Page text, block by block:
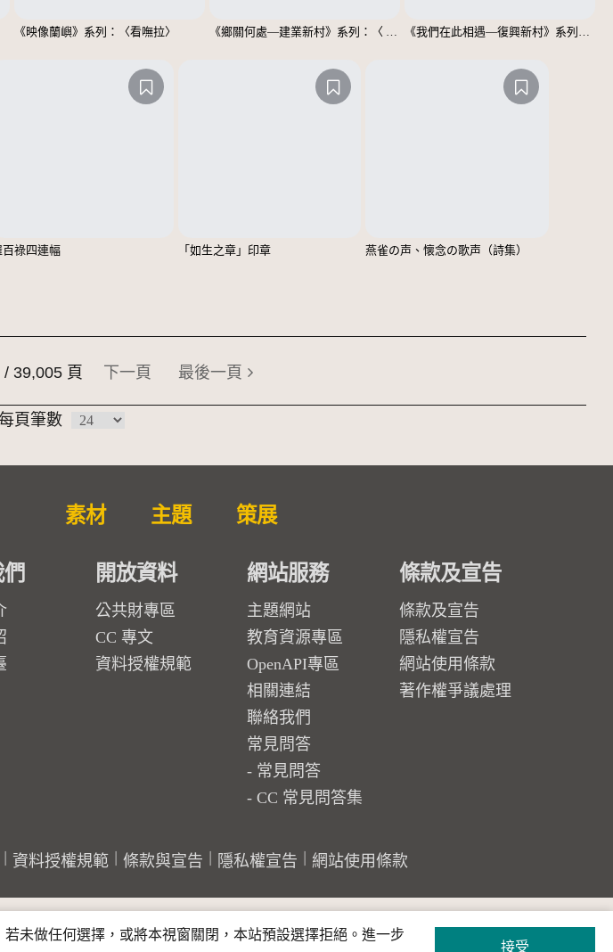
《映像蘭嶼》系列：〈看嘸拉〉 《鄉關何處—建業新村》系列：〈 邱敬賢04〉 《我們在此相遇—復興新村》系列：〈殘響04〉
百祿四連幅 「如生之章」印章 燕雀の声、懐念の歌声（詩集）
/ 39,005 頁 下一頁 最後一頁
頁筆數
素材 主題 策展
開放資料
公共財專區
CC 專文
資料授權規範
網站服務
主題網站
教育資源專區
OpenAPI專區
相關連結
聯絡我們
常見問答
常見問答
CC 常見問答集
條款及宣告
條款及宣告
隱私權宣告
網站使用條款
著作權爭議處理
資料授權規範 條款與宣告 隱私權宣告 網站使用條款
未做任何選擇，或將本視窗關閉，本站預設選擇拒絕。進一步
接受